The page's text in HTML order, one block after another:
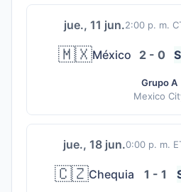
jue., 11 jun.2:00 p. m.
🇲🇽México 2 - 0
Grupo A
Mexico
jue., 18 jun.0:00 p. m.
🇨🇿Chequia 1 - 1